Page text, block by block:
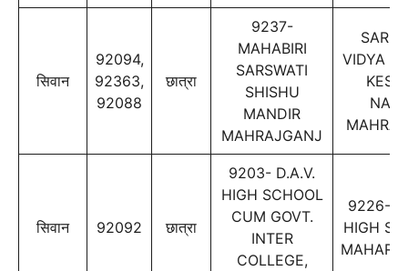
सिवान
92094,
92363,
92088
छात्रा
9237-
MAHABIRI
SARSWATI
SHISHU
MANDIR
MAHRAJGANJ
VIDYA
सिवान 92092 छात्रा
9203- D.A.V.
HIGH SCHOOL
CUM GOVT.
INTER
COLLEGE,
9226-
HIGH